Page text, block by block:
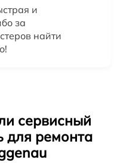
и
за
найти
сервисный
для ремонта